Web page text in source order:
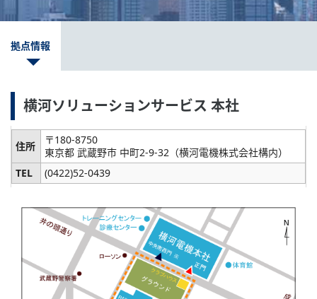
拠点情報
横河ソリューションサービス 本社
住所
〒180-8750
東京都 武蔵野市 中町2-9-32（横河電機株式会社構内）
TEL
(0422)52-0439